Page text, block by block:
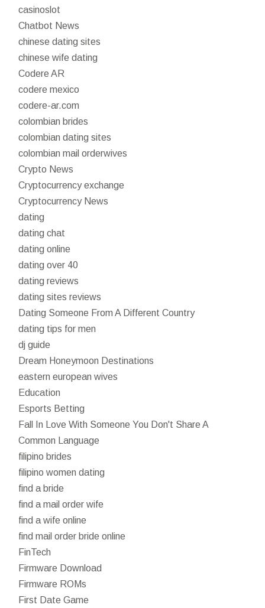
casinoslot
Chatbot News
chinese dating sites
chinese wife dating
Codere AR
codere mexico
codere-ar.com
colombian brides
colombian dating sites
colombian mail orderwives
Crypto News
Cryptocurrency exchange
Cryptocurrency News
dating
dating chat
dating online
dating over 40
dating reviews
dating sites reviews
Dating Someone From A Different Country
dating tips for men
dj guide
Dream Honeymoon Destinations
eastern european wives
Education
Esports Betting
Fall In Love With Someone You Don't Share A
Common Language
filipino brides
filipino women dating
find a bride
find a mail order wife
find a wife online
find mail order bride online
FinTech
Firmware Download
Firmware ROMs
First Date Game